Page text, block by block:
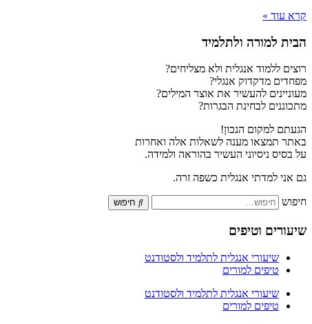
קרא עוד »
הבית למורה ולתלמיד
רוצים ללמוד אנגלית ולא מצליחים?
מפחדים מדקדוק אנגלי?
מעוניינים להעשיר את אוצר המילים?
מתכוננים לבחינת הבגרות?
הגעתם למקום הנכון!
באתר תמצאו מענה לשאלות אלה ואחרות
על בסיס ניסיוני העשיר בהוראה ולמידה.
גם אני למדתי אנגלית כשפה זרה.
חיפוש חיפוש
שיעורים וטיפים
שיעורי אנגלית לתלמיד ולסטודנט
טיפים למורים
שיעורי אנגלית לתלמיד ולסטודנט
טיפים למורים